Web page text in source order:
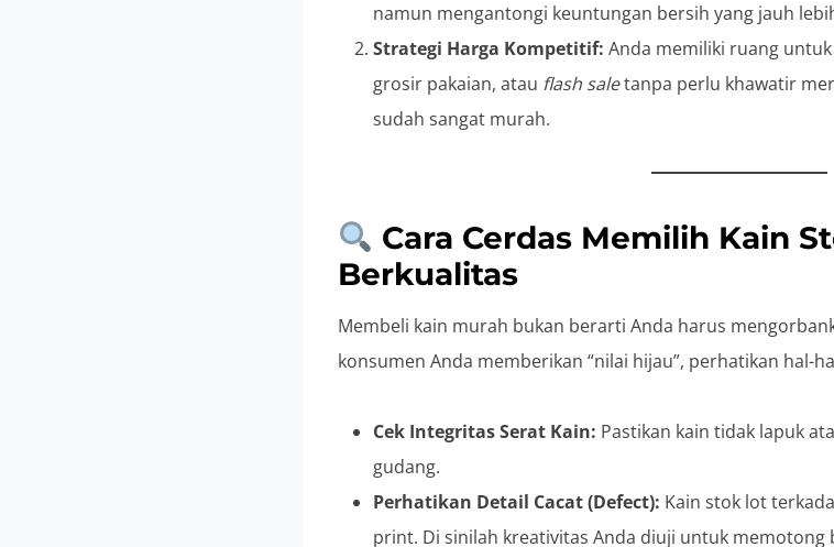
namun mengantongi keuntungan bersih yang jauh
Strategi Harga Kompetitif: Anda memiliki ruang
grosir pakaian, atau flash saletanpa perlu khawatir
sudah sangat murah.
Cara Cerdas Memilih Kain
Berkualitas
Membeli kain murah bukan berarti Anda harus
konsumen Anda memberikan “nilai hijau”, perhatikan hal-
Cek Integritas Serat Kain: Pastikan kain tidak lapuk
gudang.
Perhatikan Detail Cacat (Defect): Kain stok lot
print. Di sinilah kreativitas Anda diuji untuk